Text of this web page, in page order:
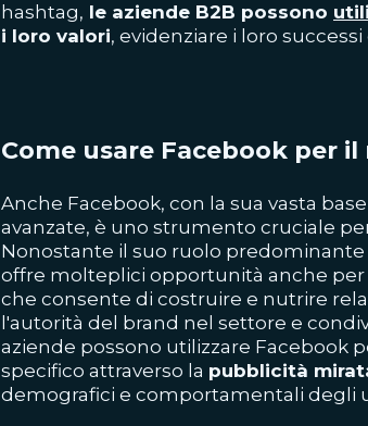
hashtag, le aziende B2B possono
i loro valori, evidenziare i loro
Come usare Facebook per
Anche Facebook, con la sua vasta
avanzate, è uno strumento cruciale
Nonostante il suo ruolo
offre molteplici opportunità anche per
che consente di costruire e nutrire
l'autorità del brand nel settore e
aziende possono utilizzare Facebook
specifico attraverso la pubblicità
demografici e comportamentali degli